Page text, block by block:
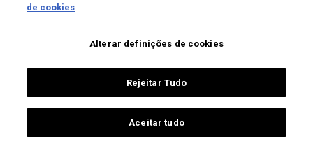
de cookies
Alterar definições de cookies
Rejeitar Tudo
Aceitar tudo